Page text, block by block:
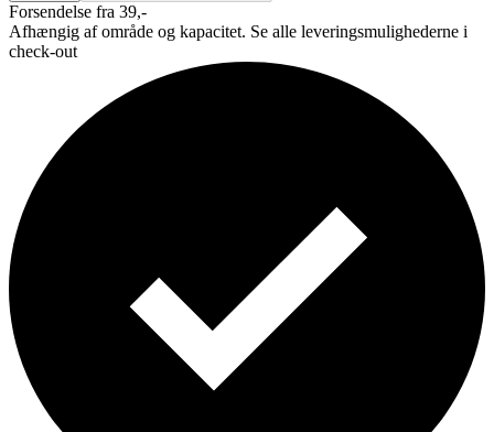
Forsendelse fra 39,-
Afhængig af område og kapacitet. Se alle leveringsmulighederne i
check-out